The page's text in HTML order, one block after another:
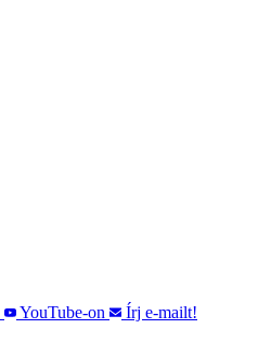
YouTube-on
Írj e-mailt!